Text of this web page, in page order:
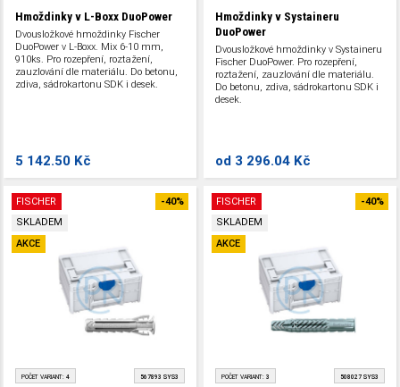
Hmoždinky v L-Boxx DuoPower
Dvousložkové hmoždinky Fischer
DuoPower v L-Boxx. Mix 6-10 mm,
910ks. Pro rozepření, roztažení,
zauzlování dle materiálu. Do betonu,
zdiva, sádrokartonu SDK i desek.
5 142.50 Kč
Hmoždinky v Systaineru
DuoPower
Dvousložkové hmoždinky v Systaineru
Fischer DuoPower. Pro rozepření,
roztažení, zauzlování dle materiálu.
Do betonu, zdiva, sádrokartonu SDK i
desek.
od 3 296.04 Kč
FISCHER
SKLADEM
AKCE
-40%
POČET VARIANT: 4 567893 SYS3
FISCHER
SKLADEM
AKCE
-40%
POČET VARIANT: 3 508027 SYS3